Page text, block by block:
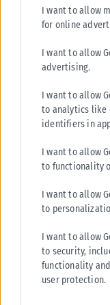
I want to allow
for online
I want to allow
advertising.
I want to allow
to analytics like
identifiers in
I want to allow
to functionality
I want to allow
to
I want to allow
to security,
functionality
user protection.